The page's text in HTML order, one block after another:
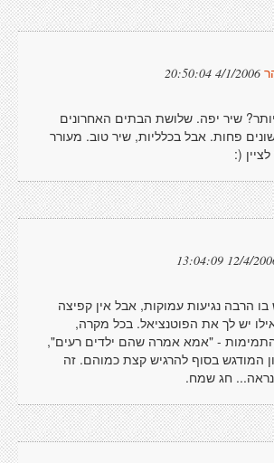
4/1/2006 20:50:04
שיר יפה. שלושת הבתים האחרונים
פחות. אבל בכלליות, שיר טוב. מעורר
(:
12/4/2006
הרבה נגיעות עמוקות, אבל אין קפיצה
יש לך את הפוטנציאל. בכל מקרה,
- "אמא אמרה שהם ילדים רעים",
המודגש בסוף להרגיש קצת כמוהם. זה
חג שמח.